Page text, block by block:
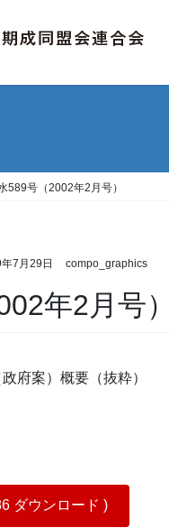
589号（2002年2月号）
7月29日 compo_graphics
年2月号）
府案）概要（抜粋）
ダウンロード )